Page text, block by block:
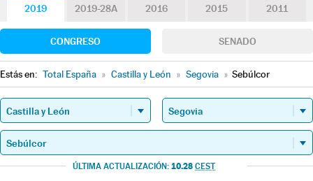
2019 2019-28A 2016 2015 2011
CONGRESO SENADO
Estás en: Total España » Castilla y León » Segovia » Sebúlcor
ÚLTIMA ACTUALIZACIÓN: 10.28 CEST